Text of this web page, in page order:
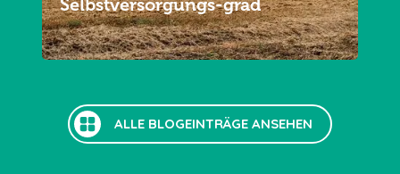
ALLE BLOGEINTRÄGE ANSEHEN